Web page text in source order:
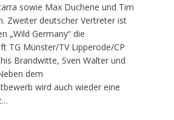
sowie Max Duchene und Tim
Zweiter deutscher Vertreter ist
„Wild Germany“ die
TG Münster/TV Lipperode/CP
Brandwitte, Sven Walter und
dem
wird auch wieder eine